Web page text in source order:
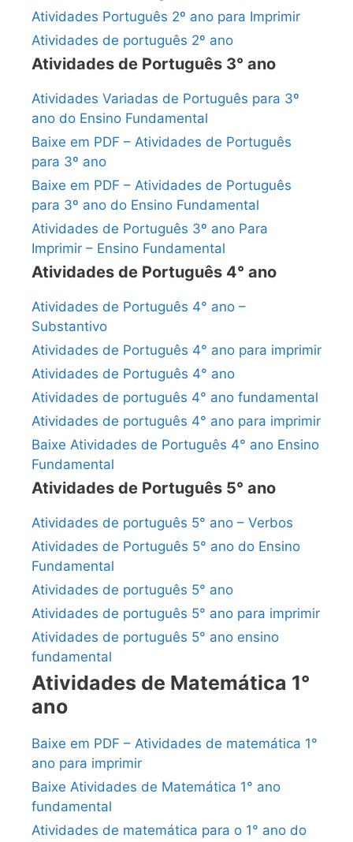
Atividades Português 2º ano para Imprimir
Atividades de português 2º ano
Atividades de Português 3° ano
Atividades Variadas de Português para 3º
ano do Ensino Fundamental
Baixe em PDF – Atividades de Português
para 3º ano
Baixe em PDF – Atividades de Português
para 3º ano do Ensino Fundamental
Atividades de Português 3º ano Para
Imprimir – Ensino Fundamental
Atividades de Português 4° ano
Atividades de Português 4° ano –
Substantivo
Atividades de Português 4° ano para imprimir
Atividades de Português 4° ano
Atividades de português 4° ano fundamental
Atividades de português 4° ano para imprimir
Baixe Atividades de Português 4° ano Ensino
Fundamental
Atividades de Português 5° ano
Atividades de português 5° ano – Verbos
Atividades de Português 5° ano do Ensino
Fundamental
Atividades de português 5° ano
Atividades de português 5° ano para imprimir
Atividades de português 5° ano ensino
fundamental
Atividades de Matemática 1°
ano
Baixe em PDF – Atividades de matemática 1°
ano para imprimir
Baixe Atividades de Matemática 1° ano
fundamental
Atividades de matemática para o 1° ano do